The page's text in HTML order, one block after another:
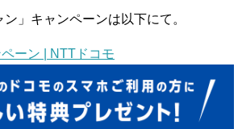
」キャンペーンは以下にて。
ーン | NTTドコモ